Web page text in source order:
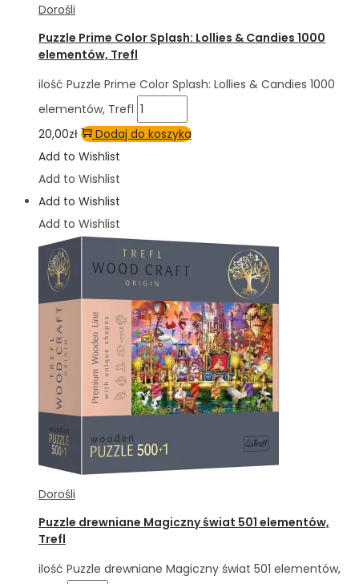
Dorośli
Puzzle Prime Color Splash: Lollies & Candies 1000
elementów, Trefl
ilość Puzzle Prime Color Splash: Lollies & Candies 1000
elementów, Trefl
20,00zł
Dodaj do koszyka
Add to Wishlist
Add to Wishlist
Add to Wishlist
Add to Wishlist
Dorośli
Puzzle drewniane Magiczny świat 501 elementów,
Trefl
ilość Puzzle drewniane Magiczny świat 501 elementów,